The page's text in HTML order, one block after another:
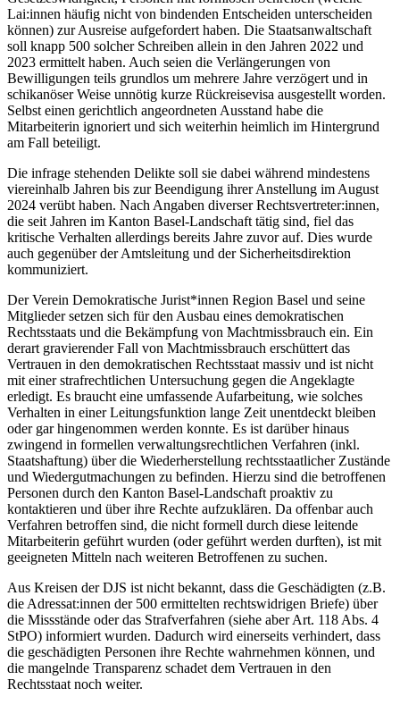
Lai:innen häufig nicht von bindenden Entscheiden unterscheiden
können) zur Ausreise aufgefordert haben. Die Staatsanwaltschaft
soll knapp 500 solcher Schreiben allein in den Jahren 2022 und
2023 ermittelt haben. Auch seien die Verlängerungen von
Bewilligungen teils grundlos um mehrere Jahre verzögert und in
schikanöser Weise unnötig kurze Rückreisevisa ausgestellt worden.
Selbst einen gerichtlich angeordneten Ausstand habe die
Mitarbeiterin ignoriert und sich weiterhin heimlich im Hintergrund
am Fall beteiligt.
Die infrage stehenden Delikte soll sie dabei während mindestens
viereinhalb Jahren bis zur Beendigung ihrer Anstellung im August
2024 verübt haben. Nach Angaben diverser Rechtsvertreter:innen,
die seit Jahren im Kanton Basel-Landschaft tätig sind, fiel das
kritische Verhalten allerdings bereits Jahre zuvor auf. Dies wurde
auch gegenüber der Amtsleitung und der Sicherheitsdirektion
kommuniziert.
Der Verein Demokratische Jurist*innen Region Basel und seine
Mitglieder setzen sich für den Ausbau eines demokratischen
Rechtsstaats und die Bekämpfung von Machtmissbrauch ein. Ein
derart gravierender Fall von Machtmissbrauch erschüttert das
Vertrauen in den demokratischen Rechtsstaat massiv und ist nicht
mit einer strafrechtlichen Untersuchung gegen die Angeklagte
erledigt. Es braucht eine umfassende Aufarbeitung, wie solches
Verhalten in einer Leitungsfunktion lange Zeit unentdeckt bleiben
oder gar hingenommen werden konnte. Es ist darüber hinaus
zwingend in formellen verwaltungsrechtlichen Verfahren (inkl.
Staatshaftung) über die Wiederherstellung rechtsstaatlicher Zustände
und Wiedergutmachungen zu befinden. Hierzu sind die betroffenen
Personen durch den Kanton Basel-Landschaft proaktiv zu
kontaktieren und über ihre Rechte aufzuklären. Da offenbar auch
Verfahren betroffen sind, die nicht formell durch diese leitende
Mitarbeiterin geführt wurden (oder geführt werden durften), ist mit
geeigneten Mitteln nach weiteren Betroffenen zu suchen.
Aus Kreisen der DJS ist nicht bekannt, dass die Geschädigten (z.B.
die Adressat:innen der 500 ermittelten rechtswidrigen Briefe) über
die Missstände oder das Strafverfahren (siehe aber Art. 118 Abs. 4
StPO) informiert wurden. Dadurch wird einerseits verhindert, dass
die geschädigten Personen ihre Rechte wahrnehmen können, und
die mangelnde Transparenz schadet dem Vertrauen in den
Rechtsstaat noch weiter.